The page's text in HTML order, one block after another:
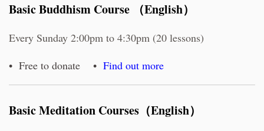
Basic Buddhism Course （English）
Every Sunday 2:00pm to 4:30pm (20 lessons)
• Free to donate • Find out more
Basic Meditation Courses（English）